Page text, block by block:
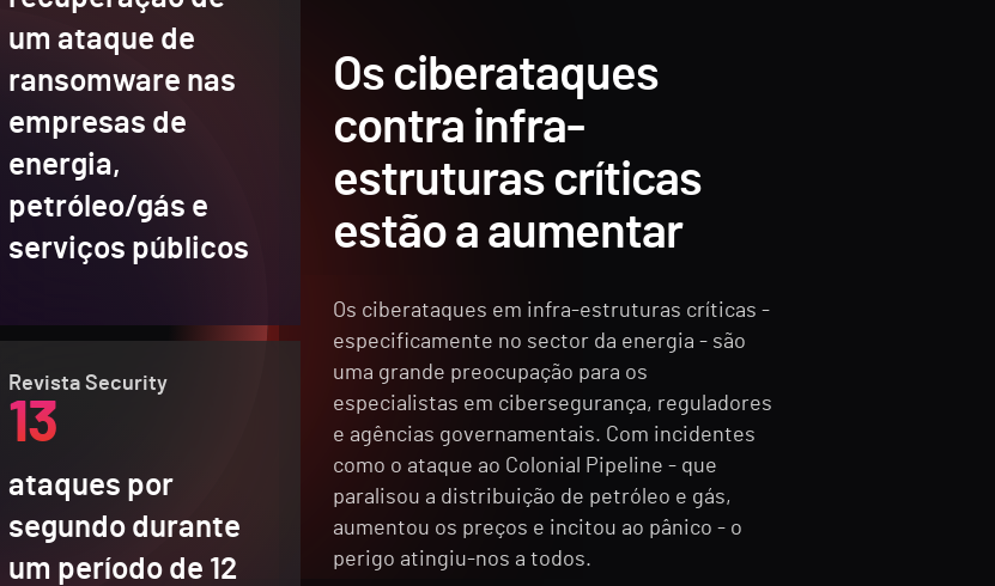
Os ciberataques
contra infra-
estruturas críticas
estão a aumentar
Os ciberataques em infra-estruturas críticas -
especificamente no sector da energia - são
uma grande preocupação para os
especialistas em cibersegurança, reguladores
e agências governamentais. Com incidentes
como o ataque ao Colonial Pipeline - que
paralisou a distribuição de petróleo e gás,
aumentou os preços e incitou ao pânico - o
perigo atingiu-nos a todos.
um ataque de
ransomware nas
empresas de
energia,
petróleo/gás e
serviços públicos
Revista Security
13
ataques por
segundo durante
um período de 12